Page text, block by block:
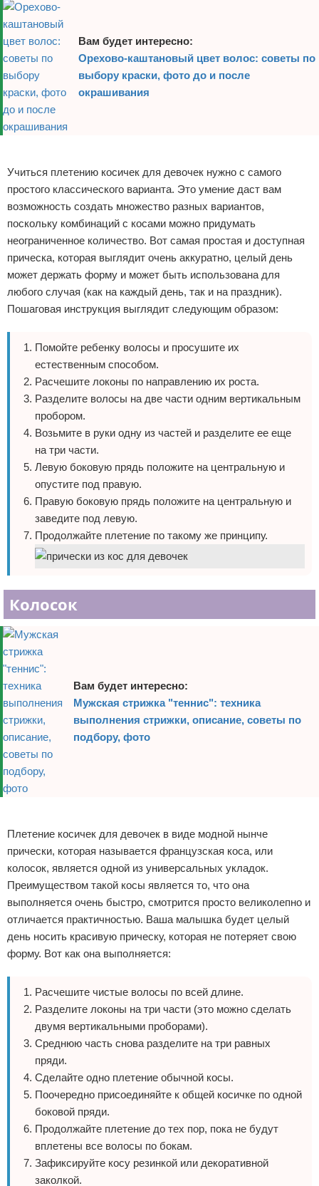
Вам будет интересно:
Орехово-каштановый цвет волос: советы по
выбору краски, фото до и после
окрашивания
Учиться плетению косичек для девочек нужно с самого
простого классического варианта. Это умение даст вам
возможность создать множество разных вариантов,
поскольку комбинаций с косами можно придумать
неограниченное количество. Вот самая простая и доступная
прическа, которая выглядит очень аккуратно, целый день
может держать форму и может быть использована для
любого случая (как на каждый день, так и на праздник).
Пошаговая инструкция выглядит следующим образом:
Помойте ребенку волосы и просушите их
естественным способом.
Расчешите локоны по направлению их роста.
Разделите волосы на две части одним вертикальным
пробором.
Возьмите в руки одну из частей и разделите ее еще
на три части.
Левую боковую прядь положите на центральную и
опустите под правую.
Правую боковую прядь положите на центральную и
заведите под левую.
Продолжайте плетение по такому же принципу.
Колосок
Вам будет интересно:
Мужская стрижка "теннис": техника
выполнения стрижки, описание, советы по
подбору, фото
Плетение косичек для девочек в виде модной нынче
прически, которая называется французская коса, или
колосок, является одной из универсальных укладок.
Преимуществом такой косы является то, что она
выполняется очень быстро, смотрится просто великолепно и
отличается практичностью. Ваша малышка будет целый
день носить красивую прическу, которая не потеряет свою
форму. Вот как она выполняется:
Расчешите чистые волосы по всей длине.
Разделите локоны на три части (это можно сделать
двумя вертикальными проборами).
Среднюю часть снова разделите на три равных
пряди.
Сделайте одно плетение обычной косы.
Поочередно присоединяйте к общей косичке по одной
боковой пряди.
Продолжайте плетение до тех пор, пока не будут
вплетены все волосы по бокам.
Зафиксируйте косу резинкой или декоративной
заколкой.